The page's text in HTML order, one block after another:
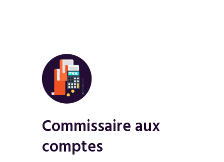
Commissaire aux
comptes